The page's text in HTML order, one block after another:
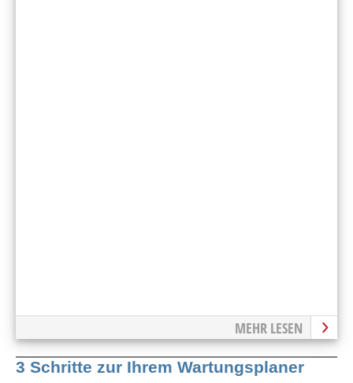
MEHR LESEN
3 Schritte zur Ihrem Wartungsplaner